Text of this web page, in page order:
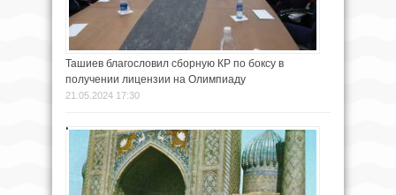
Ташиев благословил сборную КР по боксу в
получении лицензии на Олимпиаду
21.05.2024 17:30